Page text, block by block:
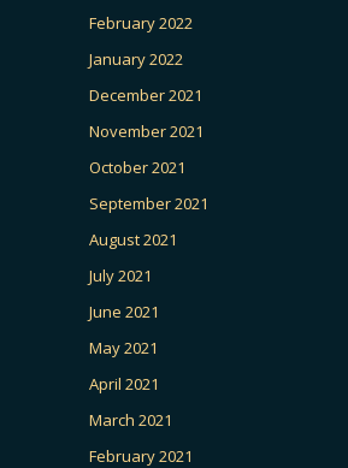
February 2022
January 2022
December 2021
November 2021
October 2021
September 2021
August 2021
July 2021
June 2021
May 2021
April 2021
March 2021
February 2021